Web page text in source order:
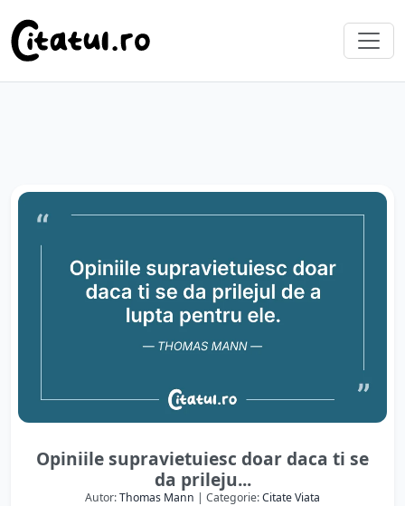
Opiniile supravietuiesc doar daca ti se
da prileju...
Autor:Thomas Mann | Categorie:Citate Viata